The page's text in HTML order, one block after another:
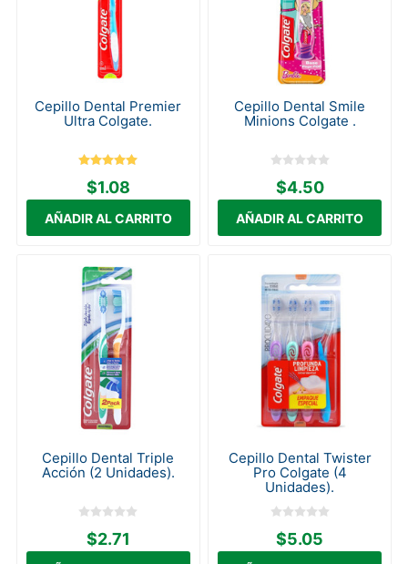
Cepillo Dental Premier
Ultra Colgate.
$1.08
Cepillo Dental Smile
Minions Colgate .
$4.50
Cepillo Dental Triple
Acción (2 Unidades).
$2.71
Cepillo Dental Twister
Pro Colgate (4
Unidades).
$5.05